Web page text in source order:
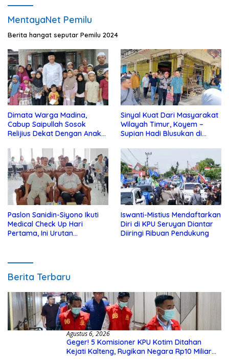
MentayaNet Pemilu
Berita hangat seputar Pemilu 2024
Dimata Warga Madina,
Cabup Saipullah Sosok
Relijius Dekat Dengan Anak
Sinyal Kuat Dari Masyarakat
Wilayah Timur, Koyem –
Supian Hadi Blusukan di
Paslon Sanidin-Siyono Ikuti
Medical Check Up Hari
Pertama, Ini Urutan
Iswanti-Mistius Mendaftarkan
Diri di KPU Seruyan Diantar
Diiringi Ribuan Pendukung
Berita Terbaru
Agustus 6, 2026
Geger! 5 Komisioner KPU Kotim Ditahan
Kejati Kalteng, Rugikan Negara Rp10 Miliar